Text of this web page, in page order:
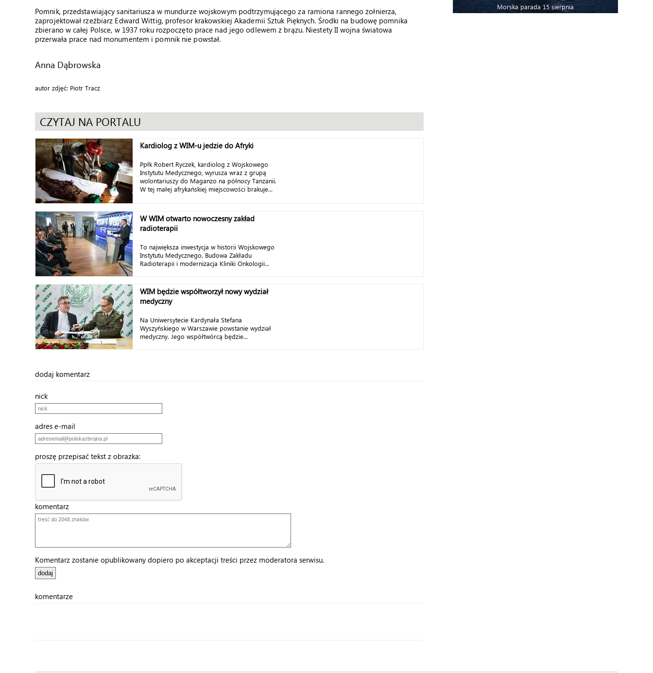
Pomnik, przedstawiający sanitariusza w mundurze wojskowym podtrzymującego za ramiona rannego żołnierza,
zaprojektował rzeźbiarz Edward Wittig, profesor krakowskiej Akademii Sztuk Pięknych. Środki na budowę pomnika
zbierano w całej Polsce, w 1937 roku rozpoczęto prace nad jego odlewem z brązu. Niestety II wojna światowa
przerwała prace nad monumentem i pomnik nie powstał.
Anna Dąbrowska
autor zdjęć: Piotr Tracz
CZYTAJ NA PORTALU
Kardiolog z WIM-u jedzie do Afryki
Ppłk Robert Ryczek, kardiolog z Wojskowego
Instytutu Medycznego, wyrusza wraz z grupą
wolontariuszy do Maganzo na północy Tanzanii.
W tej małej afrykańskiej miejscowości brakuje...
W WIM otwarto nowoczesny zakład
radioterapii
To największa inwestycja w historii Wojskowego
Instytutu Medycznego. Budowa Zakładu
Radioterapii i modernizacja Kliniki Onkologii...
WIM będzie współtworzył nowy wydział
medyczny
Na Uniwersytecie Kardynała Stefana
Wyszyńskiego w Warszawie powstanie wydział
medyczny. Jego współtwórcą będzie...
dodaj komentarz
nick
adres e-mail
proszę przepisać tekst z obrazka:
komentarz
Komentarz zostanie opublikowany dopiero po akceptacji treści przez moderatora serwisu.
komentarze
Morska parada 15 sierpnia